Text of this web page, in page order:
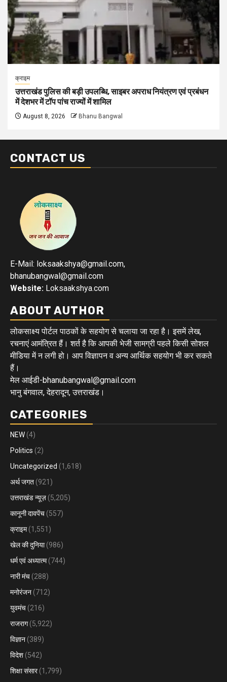
क्राइम
उत्तराखंड पुलिस की बड़ी उपलब्धि, साइबर अपराध नियंत्रण एवं प्रबंधन
में देशभर में टॉप पांच राज्यों में शामिल
August 8, 2026 Bhanu Bangwal
CONTACT US
E-Mail: loksaakshya@gmail.com,
bhanubangwal@gmail.com
Website: Loksaakshya.com
ABOUT AUTHOR
लोकसाक्ष्य पोर्टल पाठकों के सहयोग से चलाया जा रहा है। इसमें लेख,
रचनाएं आमंत्रित हैं। शर्त है कि आपकी भेजी सामग्री पहले किसी सोशल
मीडिया में न लगी हो। आप विज्ञापन व अन्य आर्थिक सहयोग भी कर सकते
हैं।
मेल आईडी-bhanubangwal@gmail.com
भानु बंगवाल, देहरादून, उत्तराखंड।
CATEGORIES
NEW (4)
Politics (2)
Uncategorized (1,618)
अर्थ जगत (921)
उत्तराखंड न्यूज़ (5,205)
कानूनी दावपेंच (557)
क्राइम(1,551)
खेल की दुनिया(986)
धर्म एवं अध्यात्म(744)
नारी मंच (288)
मनोरंजन (712)
युवमंच (216)
राजराग(5,922)
विज्ञान (389)
विदेश (542)
शिक्षा संसार(1,799)